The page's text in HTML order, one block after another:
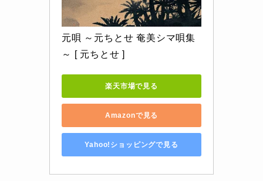
元唄 ～元ちとせ 奄美シマ唄集
～ [ 元ちとせ ]
楽天市場で見る
Amazonで見る
Yahoo!ショッピングで見る